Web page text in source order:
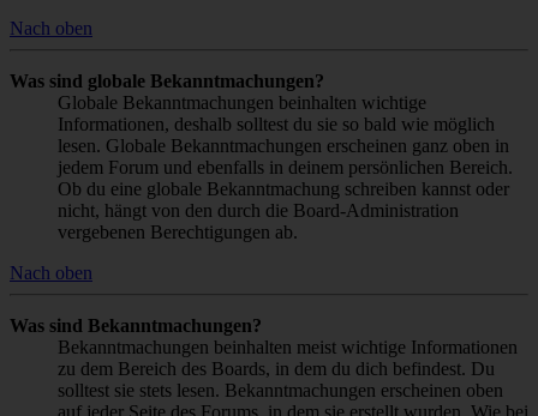
Nach oben
Was sind globale Bekanntmachungen?
Globale Bekanntmachungen beinhalten wichtige
Informationen, deshalb solltest du sie so bald wie möglich
lesen. Globale Bekanntmachungen erscheinen ganz oben in
jedem Forum und ebenfalls in deinem persönlichen Bereich.
Ob du eine globale Bekanntmachung schreiben kannst oder
nicht, hängt von den durch die Board-Administration
vergebenen Berechtigungen ab.
Nach oben
Was sind Bekanntmachungen?
Bekanntmachungen beinhalten meist wichtige Informationen
zu dem Bereich des Boards, in dem du dich befindest. Du
solltest sie stets lesen. Bekanntmachungen erscheinen oben
auf jeder Seite des Forums, in dem sie erstellt wurden. Wie bei